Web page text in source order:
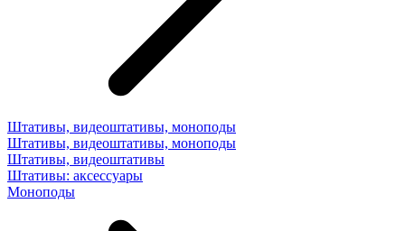
Штативы, видеоштативы, моноподы
Штативы, видеоштативы, моноподы
Штативы, видеоштативы
Штативы: аксессуары
Моноподы